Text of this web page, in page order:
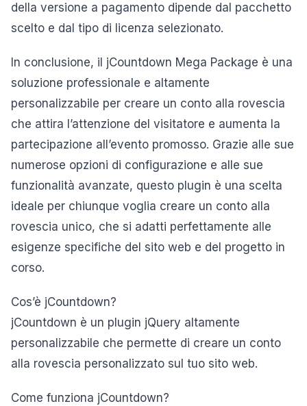
della versione a pagamento dipende dal pacchetto
scelto e dal tipo di licenza selezionato.
In conclusione, il jCountdown Mega Package è una
soluzione professionale e altamente
personalizzabile per creare un conto alla rovescia
che attira l’attenzione del visitatore e aumenta la
partecipazione all’evento promosso. Grazie alle sue
numerose opzioni di configurazione e alle sue
funzionalità avanzate, questo plugin è una scelta
ideale per chiunque voglia creare un conto alla
rovescia unico, che si adatti perfettamente alle
esigenze specifiche del sito web e del progetto in
corso.
Cos’è jCountdown?
jCountdown è un plugin jQuery altamente
personalizzabile che permette di creare un conto
alla rovescia personalizzato sul tuo sito web.
Come funziona jCountdown?